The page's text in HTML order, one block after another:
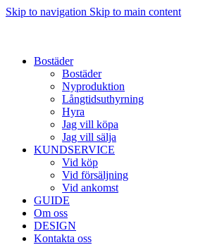
Skip to navigation Skip to main content
Bostäder
Bostäder
Nyproduktion
Långtidsuthyrning
Hyra
Jag vill köpa
Jag vill sälja
KUNDSERVICE
Vid köp
Vid försäljning
Vid ankomst
GUIDE
Om oss
DESIGN
Kontakta oss